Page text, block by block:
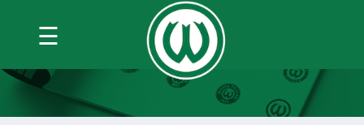
☰
KATEGORIA:REPREZENTACJA